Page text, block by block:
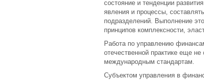
состояние и тенденции
явления и процессы,
подразделений. Выполнение
принципов комплексности,
Работа по управлению
отечественной практике еще
международным стандартам.
Субъектом управления в